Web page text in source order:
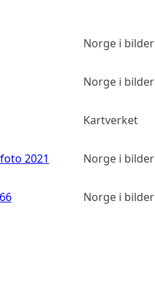
Norge i bilder
Norge i bilder
Kartverket
2021 Norge i bilder
Norge i bilder